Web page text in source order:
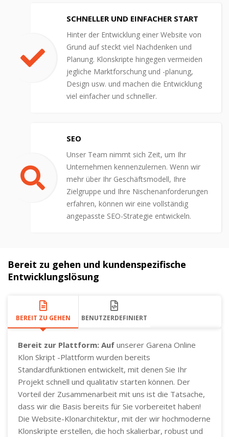
SCHNELLER UND EINFACHER START
Hinter der Entwicklung einer Website von
Grund auf steckt viel Nachdenken und
Planung. Klonskripte hingegen vermeiden
jegliche Marktforschung und -planung,
Design usw. und machen die Entwicklung
viel einfacher und schneller.
SEO
Unser Team nimmt sich Zeit, um Ihr
Unternehmen kennenzulernen. Wenn wir
mehr über Ihr Geschäftsmodell, Ihre
Zielgruppe und Ihre Nischenanforderungen
erfahren, können wir eine vollständig
angepasste SEO-Strategie entwickeln.
Bereit zu gehen und kundenspezifische
Entwicklungslösung
BEREIT ZU GEHEN BENUTZERDEFINIERT
Bereit zur Plattform: Auf unserer Garena Online
Klon Skript -Plattform wurden bereits
Standardfunktionen entwickelt, mit denen Sie Ihr
Projekt schnell und qualitativ starten können. Der
Vorteil der Zusammenarbeit mit uns ist die Tatsache,
dass wir die Basis bereits für Sie vorbereitet haben!
Die Website-Klonarchitektur, mit der wir hochmoderne
Klonskripte erstellen, die hoch skalierbar, robust und